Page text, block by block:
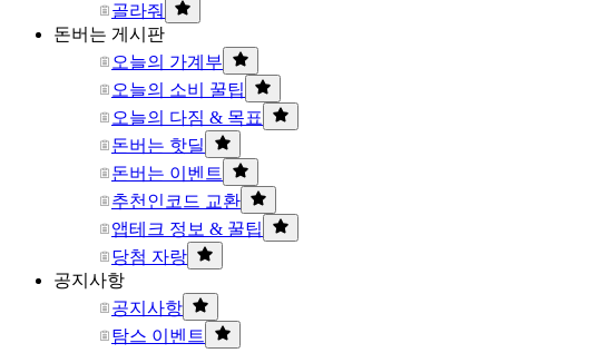
골라줘
돈버는 게시판
오늘의 가계부
오늘의 소비 꿀팁
오늘의 다짐 & 목표
돈버는 핫딜
돈버는 이벤트
추천인코드 교환
앱테크 정보 & 꿀팁
당첨 자랑
공지사항
공지사항
탐스 이벤트